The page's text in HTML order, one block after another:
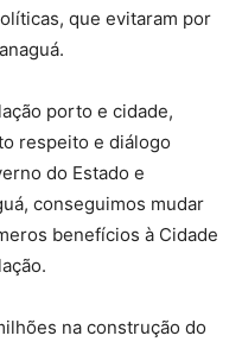
que evitaram por
porto e cidade,
respeito e diálogo
do Estado e
conseguimos mudar
benefícios à Cidade
na construção do